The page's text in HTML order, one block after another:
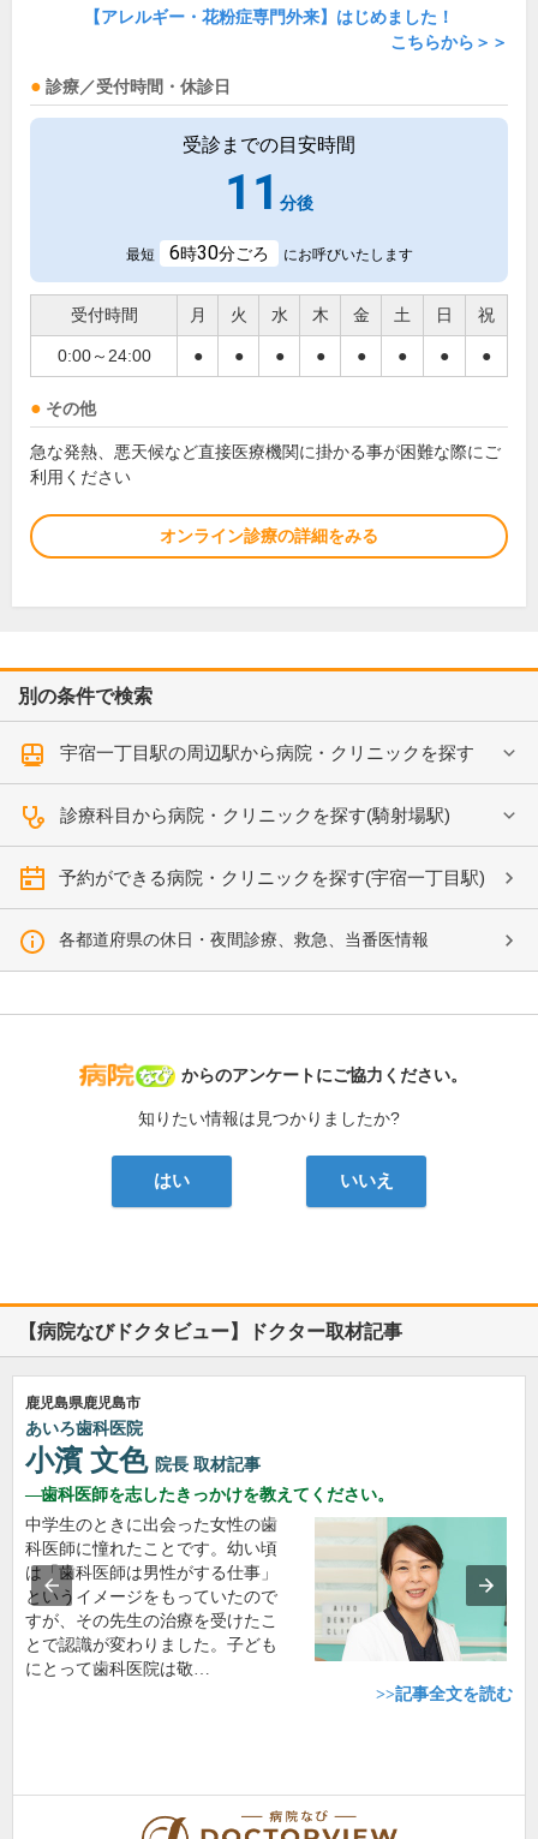
【アレルギー・花粉症専門外来】はじめました！
こちらから＞＞
診療／受付時間・休診日
受診までの目安時間
11 分後
最短 6時30分ごろ にお呼びいたします
受付時間 月 火 水 木 金 土 日 祝
0:00～24:00 ● ● ● ● ● ● ● ●
その他
急な発熱、悪天候など直接医療機関に掛かる事が困難な際にご
利用ください
オンライン診療の詳細をみる
別の条件で検索
宇宿一丁目駅の周辺駅から病院・クリニックを探す
診療科目から病院・クリニックを探す(騎射場駅)
予約ができる病院・クリニックを探す(宇宿一丁目駅)
各都道府県の休日・夜間診療、救急、当番医情報
病院なび
からのアンケートにご協力ください。
知りたい情報は見つかりましたか?
はい いいえ
【病院なびドクタビュー】ドクター取材記事
鹿児島県鹿児島市
あいろ歯科医院
小濱 文色 院長 取材記事
歯科医師を志したきっかけを教えてください。
中学生のときに出会った女性の歯
科医師に憧れたことです。幼い頃
は「歯科医師は男性がする仕事」
というイメージをもっていたので
すが、その先生の治療を受けたこ
とで認識が変わりました。子ども
にとって歯科医院は敬…
>>記事全文を読む